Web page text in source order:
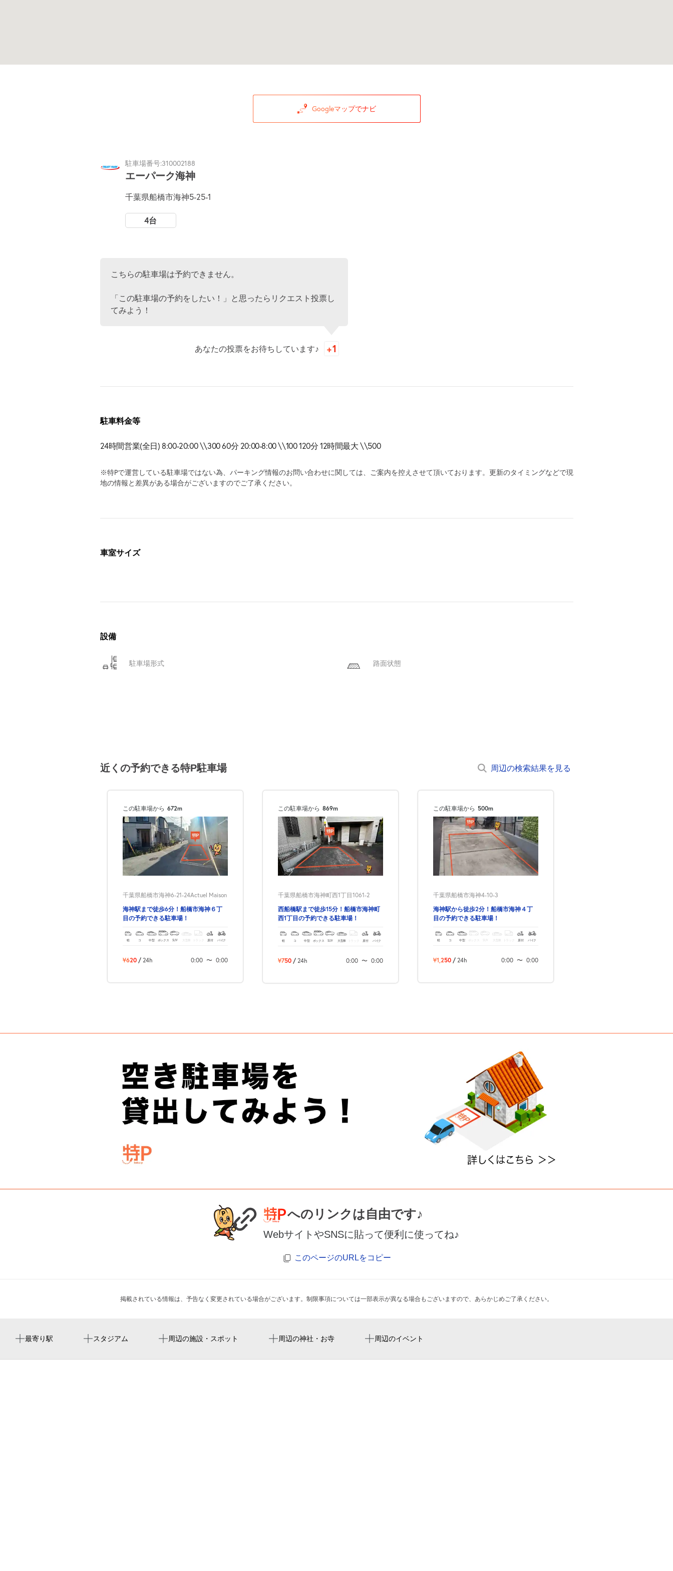
Googleマップでナビ
駐車場番号:310002188
エーパーク海神
千葉県船橋市海神5-25-1
4台
こちらの駐車場は予約できません。
「この駐車場の予約をしたい！」と思ったらリクエスト投票し
てみよう！
あなたの投票をお待ちしています♪
駐車料金等
24時間営業(全日) 8:00-20:00 \\300 60分 20:00-8:00 \\100 120分 12時間最大 \\500
※特Pで運営している駐車場ではない為、パーキング情報のお問い合わせに関しては、ご案内を控えさせて頂いております。更新のタイミングなどで現
地の情報と差異がある場合がございますのでご了承ください。
車室サイズ
設備
駐車場形式 路面状態
近くの予約できる特P駐車場 周辺の検索結果を見る
この駐車場から 672m
千葉県船橋市海神6-21-24Actuel Maison
海神駅まで徒歩6分！船橋市海神６丁
目の予約できる駐車場！
軽 コ 中型 ボックス SUV トラック 原付 バイク
¥620 / 24h 0:00 〜 0:00
この駐車場から 869m
千葉県船橋市海神町西1丁目1061-2
西船橋駅まで徒歩15分！船橋市海神町
西1丁目の予約できる駐車場！
軽 コ 中型 ボックス SUV 大型車 トラック 原付 バイク
¥750 / 24h 0:00 〜 0:00
この駐車場から 500m
千葉県船橋市海神4-10-3
海神駅から徒歩2分！船橋市海神４丁
目の予約できる駐車場！
軽 コ 中型 ボックス SUV トラック 原付 バイク
¥1,250 / 24h 0:00 〜 0:00
へのリンクは自由です♪
WebサイトやSNSに貼って便利に使ってね♪
このページのURLをコピー
掲載されている情報は、予告なく変更されている場合がございます。制限事項については一部表示が異なる場合もございますので、あらかじめご了承ください。
最寄り駅 スタジアム 周辺の施設・スポット 周辺の神社・お寺 周辺のイベント
海神駅
新船橋駅
lala arena tokyo-bay
広告企画カノープス
エクセレントシティ船橋ロイヤルヒル
周辺に神社・お寺が見つかりませんでした。
周辺にイベントが見つかりませんでした。